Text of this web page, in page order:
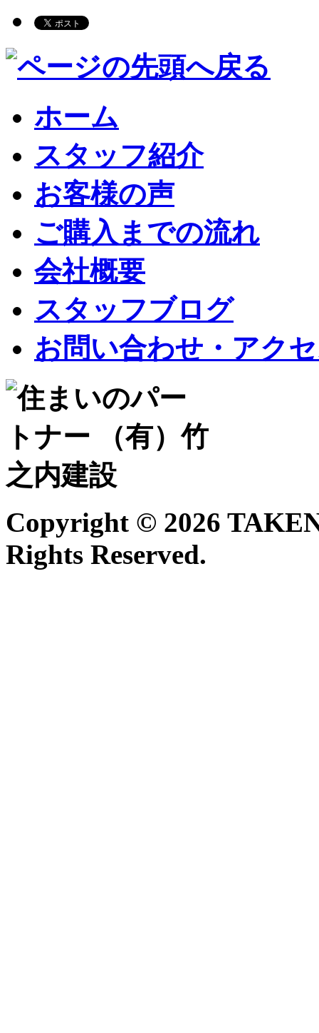
ホーム
スタッフ紹介
お客様の声
ご購入までの流れ
会社概要
スタッフブログ
お問い合わせ・アク
Copyright © 2026
Rights Reserved.